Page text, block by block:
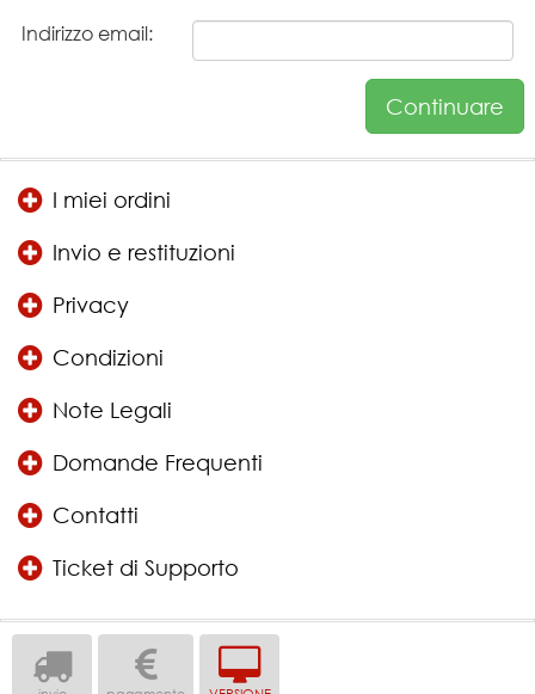
Indirizzo email:
Continuare
I miei ordini
Invio e restituzioni
Privacy
Condizioni
Note Legali
Domande Frequenti
Contatti
Ticket di Supporto